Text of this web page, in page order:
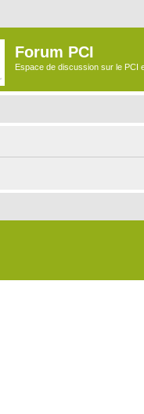
Forum PCI
Espace de discussion sur le PCI